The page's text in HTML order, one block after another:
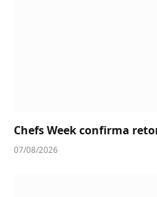
Chefs Week confirma
07/08/2026